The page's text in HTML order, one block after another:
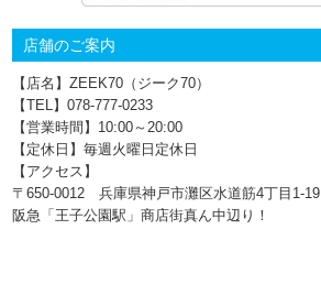
店舗のご案内
【店名】ZEEK70（ジーク70）
【TEL】078-777‐0233
【営業時間】10:00～20:00
【定休日】毎週火曜日定休日
【アクセス】
〒650-0012 兵庫県神戸市灘区水道筋4丁目1‐19
阪急「王子公園駅」商店街真ん中辺り！